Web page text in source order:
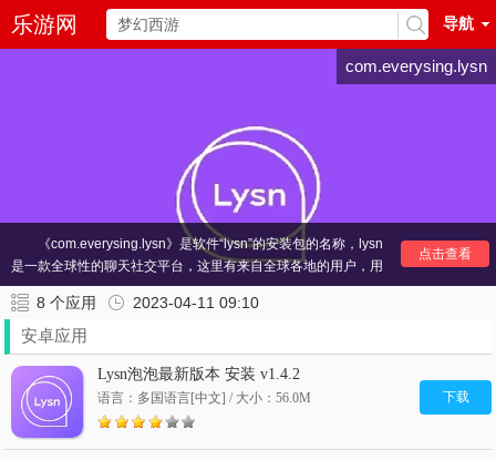
乐游网 导航
com.everysing.lysn
《com.everysing.lysn》是软件“lysn”的安装包的名称，lysn
是一款全球性的聊天社交平台，这里有来自全球各地的用户，用
着不同的语言和文化进行交流，软件自带翻译，用自己的母语即
可，当然最大的亮点是这里有很多的爱豆入驻，粉丝朋友们可以
和自己的爱豆线上聊天哦，感兴趣的亲们赶紧下载吧。
其他聊天推荐：陌陌 2021交友软件 大学生约会软件哪个好
点击查看
8 个应用 2023-04-11 09:10
安卓应用
Lysn泡泡最新版本 安装 v1.4.2
语言：多国语言[中文] / 大小：56.0M 下载